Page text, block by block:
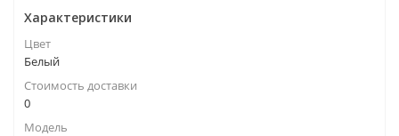
Характеристики
Цвет
Белый
Стоимость доставки
0
Модель